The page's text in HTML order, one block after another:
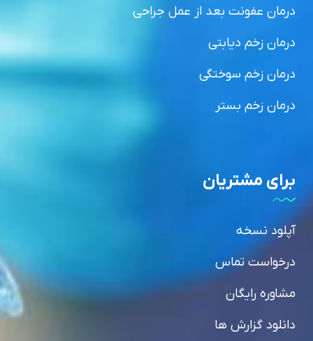
درمان عفونت بعد از عمل جراحی
درمان زخم دیابتی
درمان زخم سوختگی
درمان زخم بستر
برای مشتریان
آپلود نسخه
درخواست تماس
مشاوره رایگان
دانلود گزارش ها